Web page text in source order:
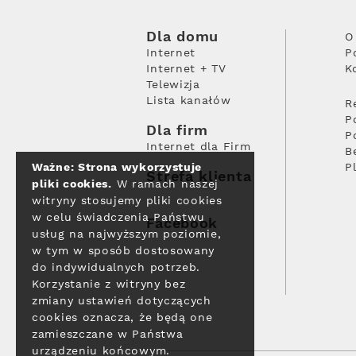
Dla domu
Internet
Internet + TV
Telewizja
Lista kanałów
Dla firm
Internet dla Firm
Strefa klienta
Facebook
Ważne: Strona wykorzystuje
pliki cookies. W ramach naszej
witryny stosujemy pliki cookies
w celu świadczenia Państwu
usług na najwyższym poziomie,
w tym w sposób dostosowany
do indywidualnych potrzeb.
Korzystanie z witryny bez
zmiany ustawień dotyczących
cookies oznacza, że będą one
zamieszczane w Państwa
urządzeniu końcowym.